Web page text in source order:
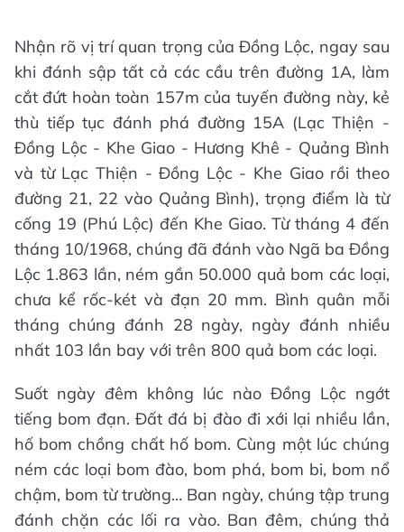
Nhận rõ vị trí quan trọng của Đồng Lộc, ngay sau
khi đánh sập tất cả các cầu trên đường 1A, làm
cắt đứt hoàn toàn 157m của tuyến đường này, kẻ
thù tiếp tục đánh phá đường 15A (Lạc Thiện -
Đồng Lộc - Khe Giao - Hương Khê - Quảng Bình
và từ Lạc Thiện - Đồng Lộc - Khe Giao rồi theo
đường 21, 22 vào Quảng Bình), trọng điểm là từ
cống 19 (Phú Lộc) đến Khe Giao. Từ tháng 4 đến
tháng 10/1968, chúng đã đánh vào Ngã ba Đồng
Lộc 1.863 lần, ném gần 50.000 quả bom các loại,
chưa kể rốc-két và đạn 20 mm. Bình quân mỗi
tháng chúng đánh 28 ngày, ngày đánh nhiều
nhất 103 lần bay với trên 800 quả bom các loại.
Suốt ngày đêm không lúc nào Đồng Lộc ngớt
tiếng bom đạn. Đất đá bị đào đi xới lại nhiều lần,
hố bom chồng chất hố bom. Cùng một lúc chúng
ném các loại bom đào, bom phá, bom bi, bom nổ
chậm, bom từ trường… Ban ngày, chúng tập trung
đánh chặn các lối ra vào. Ban đêm, chúng thả